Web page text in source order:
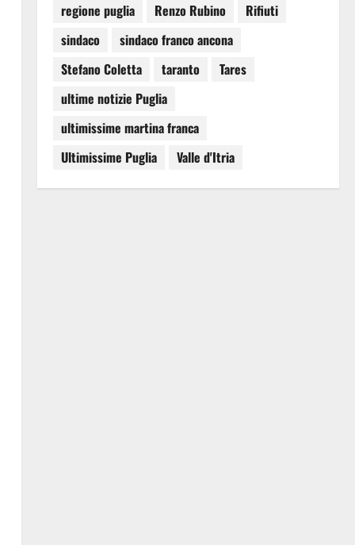
regione puglia
Renzo Rubino
Rifiuti
sindaco
sindaco franco ancona
Stefano Coletta
taranto
Tares
ultime notizie Puglia
ultimissime martina franca
Ultimissime Puglia
Valle d'Itria